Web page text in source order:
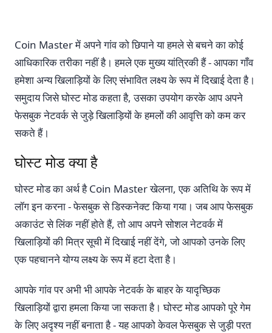
Coin Master में अपने गांव को छिपाने या हमले से बचने का कोई
आधिकारिक तरीका नहीं है। हमले एक मुख्य यांत्रिकी हैं - आपका गाँव
हमेशा अन्य खिलाड़ियों के लिए संभावित लक्ष्य के रूप में दिखाई देता है।
समुदाय जिसे घोस्ट मोड कहता है, उसका उपयोग करके आप अपने
फेसबुक नेटवर्क से जुड़े खिलाड़ियों के हमलों की आवृत्ति को कम कर
सकते हैं।
घोस्ट मोड क्या है
घोस्ट मोड का अर्थ है Coin Master खेलना, एक अतिथि के रूप में
लॉग इन करना - फेसबुक से डिस्कनेक्ट किया गया। जब आप फेसबुक
अकाउंट से लिंक नहीं होते हैं, तो आप अपने सोशल नेटवर्क में
खिलाड़ियों की मित्र सूची में दिखाई नहीं देंगे, जो आपको उनके लिए
एक पहचानने योग्य लक्ष्य के रूप में हटा देता है।
आपके गांव पर अभी भी आपके नेटवर्क के बाहर के यादृच्छिक
खिलाड़ियों द्वारा हमला किया जा सकता है। घोस्ट मोड आपको पूरे गेम
के लिए अदृश्य नहीं बनाता है - यह आपको केवल फेसबुक से जुड़ी परत